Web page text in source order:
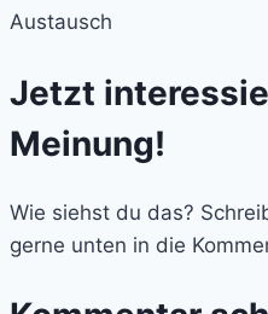
Austausch
Jetzt
Meinung!
Wie siehst du das?
gerne unten in die